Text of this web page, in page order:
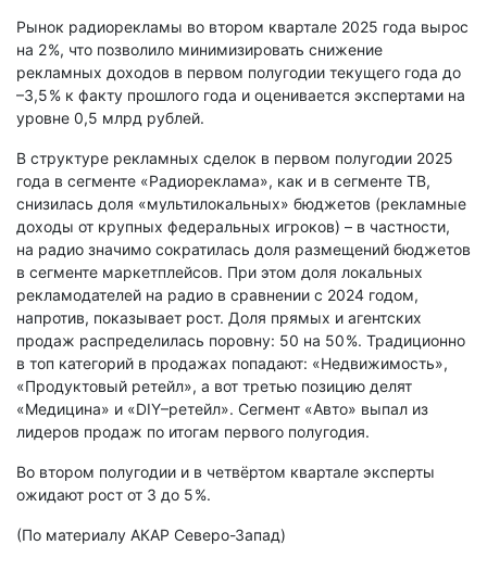
Рынок радиорекламы во втором квартале 2025 года вырос
на 2 %, что позволило минимизировать снижение
рекламных доходов в первом полугодии текущего года до
–3,5 % к факту прошлого года и оценивается экспертами на
уровне 0,5 млрд рублей.
В структуре рекламных сделок в первом полугодии 2025
года в сегменте «Радиореклама», как и в сегменте ТВ,
снизилась доля «мультилокальных» бюджетов (рекламные
доходы от крупных федеральных игроков) – в частности,
на радио значимо сократилась доля размещений бюджетов
в сегменте маркетплейсов. При этом доля локальных
рекламодателей на радио в сравнении с 2024 годом,
напротив, показывает рост. Доля прямых и агентских
продаж распределилась поровну: 50 на 50 %. Традиционно
в топ категорий в продажах попадают: «Недвижимость»,
«Продуктовый ретейл», а вот третью позицию делят
«Медицина» и «DIY–ретейл». Сегмент «Авто» выпал из
лидеров продаж по итогам первого полугодия.
Во втором полугодии и в четвёртом квартале эксперты
ожидают рост от 3 до 5 %.
(По материалу АКАР Северо-Запад)